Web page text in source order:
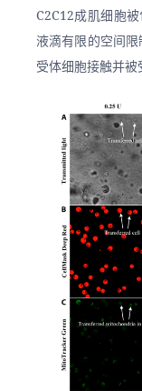
C2C12成肌细胞
液滴有限的空间
受体细胞接触并被